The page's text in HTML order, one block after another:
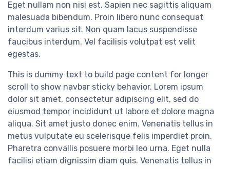
Eget nullam non nisi est. Sapien nec sagittis aliquam
malesuada bibendum. Proin libero nunc consequat
interdum varius sit. Non quam lacus suspendisse
faucibus interdum. Vel facilisis volutpat est velit
egestas.
This is dummy text to build page content for longer
scroll to show navbar sticky behavior. Lorem ipsum
dolor sit amet, consectetur adipiscing elit, sed do
eiusmod tempor incididunt ut labore et dolore magna
aliqua. Sit amet justo donec enim. Venenatis tellus in
metus vulputate eu scelerisque felis imperdiet proin.
Pharetra convallis posuere morbi leo urna. Eget nulla
facilisi etiam dignissim diam quis. Venenatis tellus in